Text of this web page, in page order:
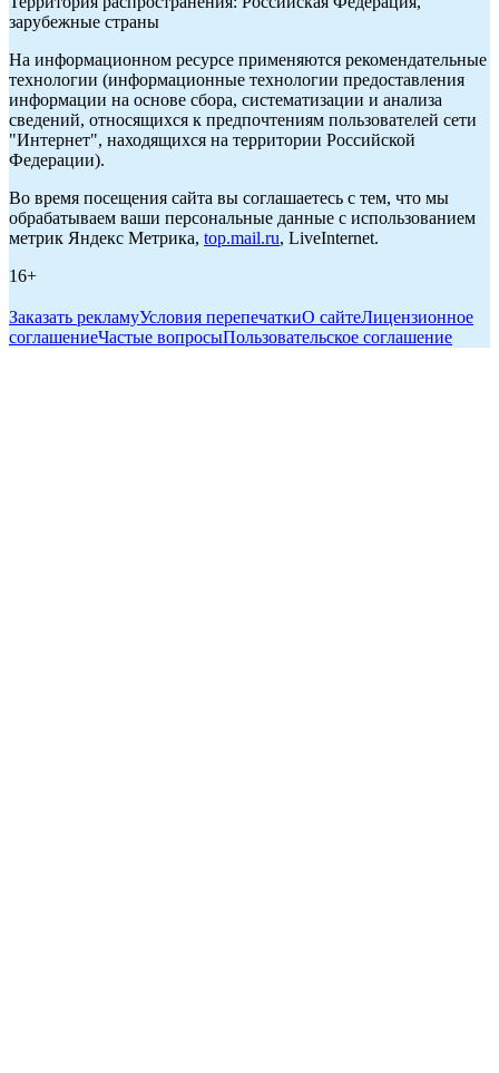
зарубежные страны
На информационном ресурсе применяются рекомендательные
технологии (информационные технологии предоставления
информации на основе сбора, систематизации и анализа
сведений, относящихся к предпочтениям пользователей сети
"Интернет", находящихся на территории Российской
Федерации).
Во время посещения сайта вы соглашаетесь с тем, что мы
обрабатываем ваши персональные данные с использованием
метрик Яндекс Метрика, top.mail.ru, LiveInternet.
16+
Заказать рекламуУсловия перепечаткиО сайтеЛицензионное
соглашениеЧастые вопросыПользовательское соглашение